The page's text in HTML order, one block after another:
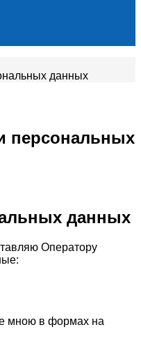
данных
персональных
данных
Оператору
мною в формах на